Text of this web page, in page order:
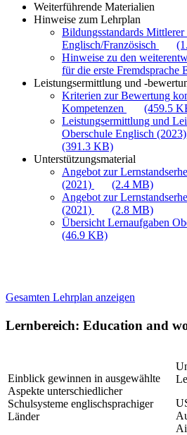
Weiterführende Materialien
Hinweise zum Lehrplan
Bildungsstandards Mittlerer
Englisch/Französisch
Hinweise zu den
für die erste Fremdsprache
Leistungsermittlung und -
Kriterien zur Bewertung
Kompetenzen
(459.5
Leistungsermittlung und
Oberschule Englisch
(391.3 KB)
Unterstützungsmaterial
Angebot zur
(2021)
(2.4 MB)
Angebot zur
(2021)
(2.8 MB)
Übersicht Lernaufgaben
(46.9 KB)
Gesamten Lehrplan anzeigen
Lernbereich: Education and
Einblick gewinnen in ausgewählte
Aspekte unterschiedlicher
Schulsysteme englischsprachiger
Länder